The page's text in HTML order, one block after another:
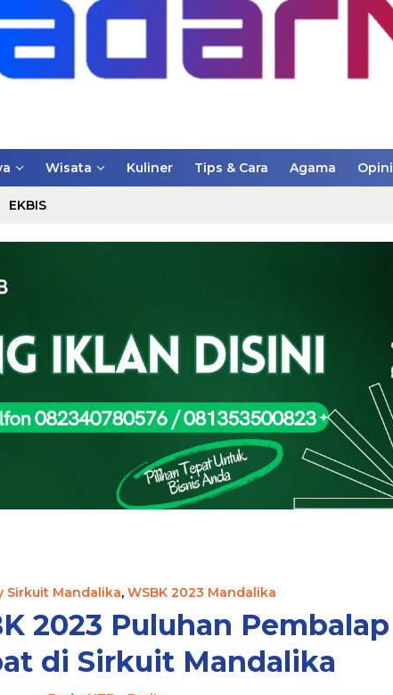
Wisata Kuliner Tips & Cara Agama Opini
EKBIS
Sirkuit Mandalika,WSBK 2023 Mandalika
2023 Puluhan Pembalap
di Sirkuit Mandalika